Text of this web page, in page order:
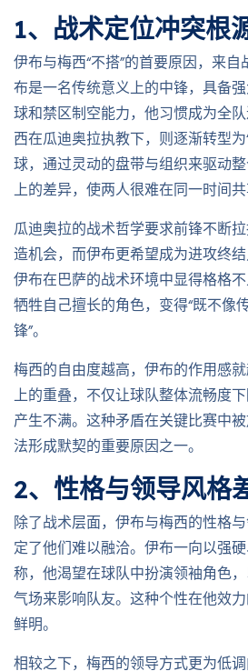
1、战术定位冲突根
伊布与梅西“不搭”的首要原因，来
布是一名传统意义上的中锋，具备
球和禁区制空能力，他习惯成为全
西在瓜迪奥拉执教下，则逐渐转型
球，通过灵动的盘带与组织来驱动
上的差异，使两人很难在同一时间共
瓜迪奥拉的战术哲学要求前锋不断
造机会，而伊布更希望成为进攻终
伊布在巴萨的战术环境中显得格格
牺牲自己擅长的角色，变得“既不像
锋”。
梅西的自由度越高，伊布的作用感
上的重叠，不仅让球队整体流畅度
产生不满。这种矛盾在关键比赛中
法形成默契的重要原因之一。
2、性格与领导风格
除了战术层面，伊布与梅西的性格
定了他们难以融洽。伊布一向以强
称，他渴望在球队中扮演领袖角色
气场来影响队友。这种个性在他效
鲜明。
相较之下，梅西的领导方式更为低调